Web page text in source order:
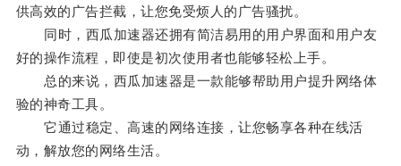
供高效的广告拦截，让您免受烦人的广告骚扰。
同时，西瓜加速器还拥有简洁易用的用户界面和用户友
好的操作流程，即使是初次使用者也能够轻松上手。
总的来说，西瓜加速器是一款能够帮助用户提升网络体
验的神奇工具。
它通过稳定、高速的网络连接，让您畅享各种在线活
动，解放您的网络生活。